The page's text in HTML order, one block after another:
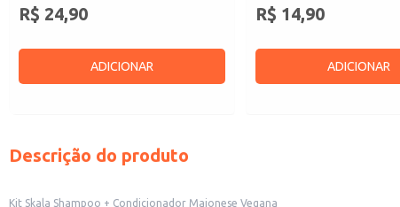
R$ 24,90
ADICIONAR
R$ 14,90
ADICIONAR
Descrição do produto
Kit Skala Shampoo + Condicionador Maionese Vegana